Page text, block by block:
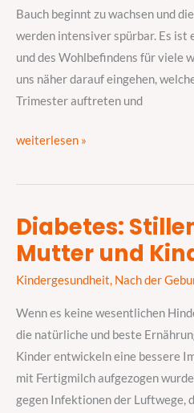
Bauch beginnt zu wachsen und
werden intensiver spürbar. Es ist
und des Wohlbefindens für viele
uns näher darauf eingehen,
Trimester auftreten und
weiterlesen »
Diabetes:
Mutter und
Kindergesundheit, Nach der
Wenn es keine wesentlichen
die natürliche und beste
Kinder entwickeln eine bessere
mit Fertigmilch aufgezogen
gegen Infektionen der Luftwege,
Diabetes:
Stillen
Mutter
und
Kind